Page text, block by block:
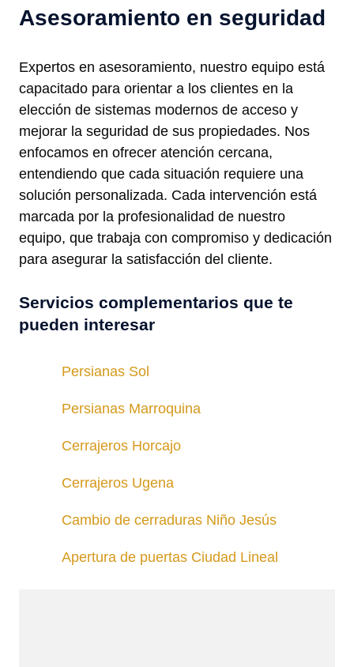
Asesoramiento en seguridad
Expertos en asesoramiento, nuestro equipo está
capacitado para orientar a los clientes en la
elección de sistemas modernos de acceso y
mejorar la seguridad de sus propiedades. Nos
enfocamos en ofrecer atención cercana,
entendiendo que cada situación requiere una
solución personalizada. Cada intervención está
marcada por la profesionalidad de nuestro
equipo, que trabaja con compromiso y dedicación
para asegurar la satisfacción del cliente.
Servicios complementarios que te
pueden interesar
Persianas Sol
Persianas Marroquina
Cerrajeros Horcajo
Cerrajeros Ugena
Cambio de cerraduras Niño Jesús
Apertura de puertas Ciudad Lineal